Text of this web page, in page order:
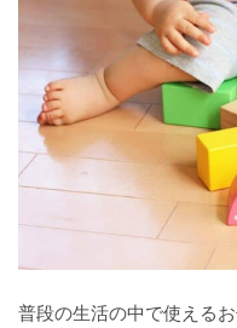
普段の生活の中で使える